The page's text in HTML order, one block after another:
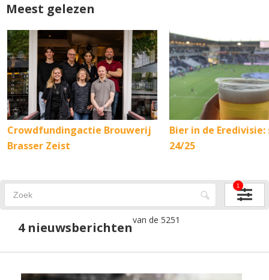
Meest gelezen
Crowdfundingactie Brouwerij
Brasser Zeist
Bier in de Eredivisie:
24/25
1
4 nieuwsberichtenvan de 5251